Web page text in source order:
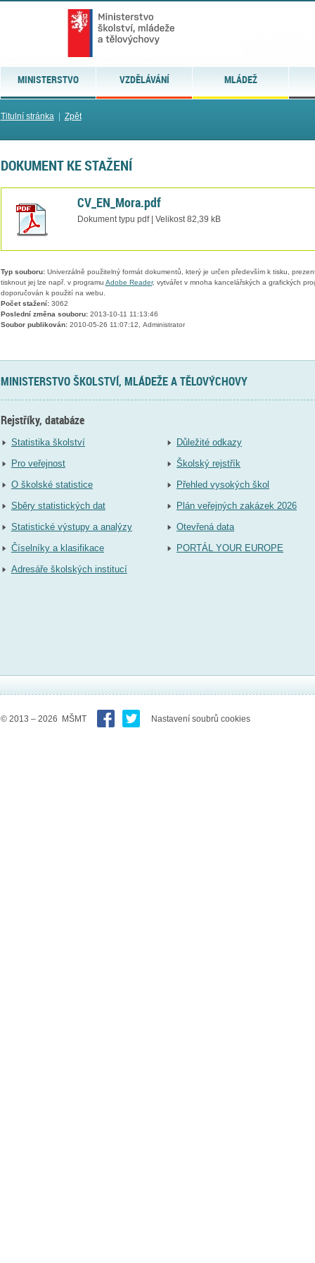
MINISTERSTVO VZDĚLÁVÁNÍ MLÁDEŽ
Titulní stránka| Zpět
DOKUMENT KE STAŽENÍ
CV_EN_Mora.pdf
Dokument typu pdf | Velikost 82,39 kB
Typ souboru:Univerzálně použitelný formát dokumentů, který je určen především k tisku,
tisknout jej lze např. v programu Adobe Reader, vytvářet v mnoha kancelářských a grafických
doporučován k použití na webu.
Počet stažení:3062
Poslední změna souboru:2013-10-11 11:13:46
Soubor publikován:2010-05-26 11:07:12, Administrator
MINISTERSTVO ŠKOLSTVÍ, MLÁDEŽE A TĚLOVÝCHOVY
Rejstříky, databáze
Statistika školství
Pro veřejnost
O školské statistice
Sběry statistických dat
Statistické výstupy a analýzy
Číselníky a klasifikace
Adresáře školských institucí
Důležité odkazy
Školský rejstřík
Přehled vysokých škol
Plán veřejných zakázek 2026
Otevřená data
PORTÁL YOUR EUROPE
© 2013 – 2026 MŠMT Nastavení soubrů cookies